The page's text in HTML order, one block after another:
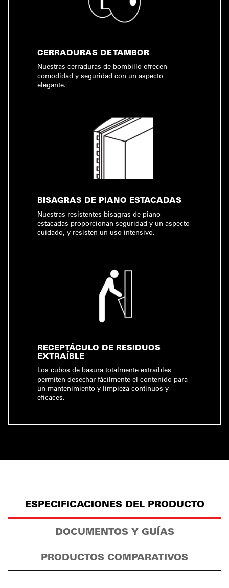
CERRADURAS DE TAMBOR
Nuestras cerraduras de bombillo ofrecen
comodidad y seguridad con un aspecto
elegante.
BISAGRAS DE PIANO ESTACADAS
Nuestras resistentes bisagras de piano
estacadas proporcionan seguridad y un aspecto
cuidado, y resisten un uso intensivo.
RECEPTÁCULO DE RESIDUOS
EXTRAÍBLE
Los cubos de basura totalmente extraíbles
permiten desechar fácilmente el contenido para
un mantenimiento y limpieza continuos y
eficaces.
ESPECIFICACIONES DEL PRODUCTO
DOCUMENTOS Y GUÍAS
PRODUCTOS COMPARATIVOS